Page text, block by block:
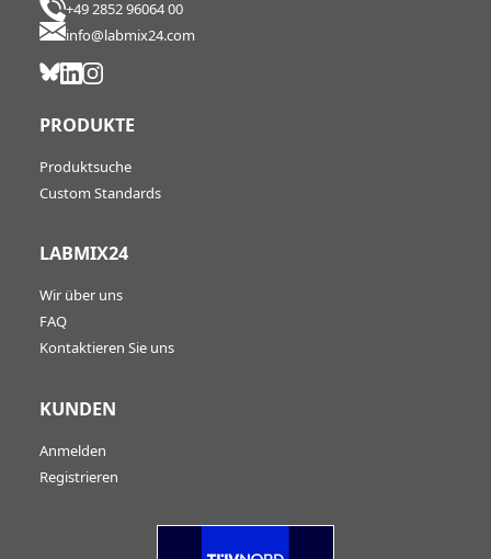
+49 2852 96064 00
info@labmix24.com
PRODUKTE
Produktsuche
Custom Standards
LABMIX24
Wir über uns
FAQ
Kontaktieren Sie uns
KUNDEN
Anmelden
Registrieren